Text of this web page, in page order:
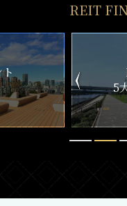
REIT
ン
更